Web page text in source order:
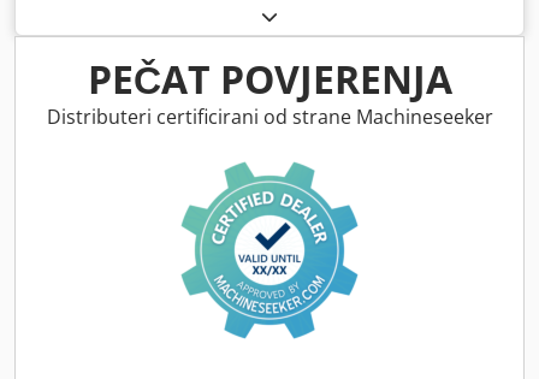
PEČAT POVJERENJA
Distributeri certificirani od strane Machineseeker